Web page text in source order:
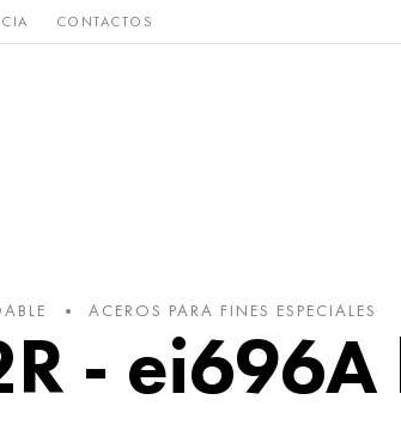
CONTACTOS
y Bronce, cobre,
ACEROS PARA FINES ESPECIALES
-